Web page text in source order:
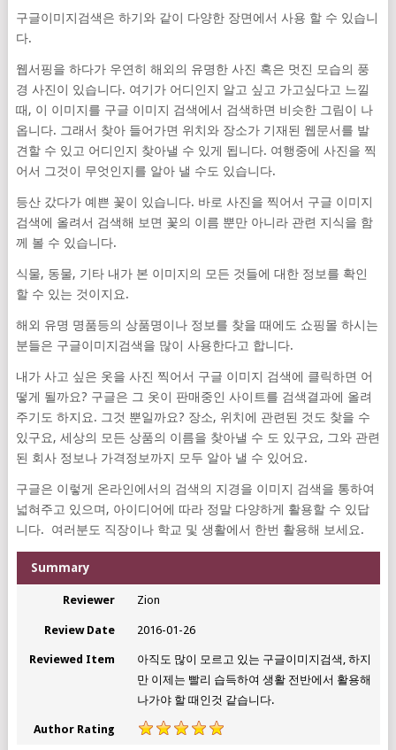
구글이미지검색은 하기와 같이 다양한 장면에서 사용 할 수 있습니
다.
웹서핑을 하다가 우연히 해외의 유명한 사진 혹은 멋진 모습의 풍
경 사진이 있습니다. 여기가 어디인지 알고 싶고 가고싶다고 느낄
때, 이 이미지를 구글 이미지 검색에서 검색하면 비슷한 그림이 나
옵니다. 그래서 찾아 들어가면 위치와 장소가 기재된 웹문서를 발
견할 수 있고 어디인지 찾아낼 수 있게 됩니다. 여행중에 사진을 찍
어서 그것이 무엇인지를 알아 낼 수도 있습니다.
등산 갔다가 예쁜 꽃이 있습니다. 바로 사진을 찍어서 구글 이미지
검색에 올려서 검색해 보면 꽃의 이름 뿐만 아니라 관련 지식을 함
께 볼 수 있습니다.
식물, 동물, 기타 내가 본 이미지의 모든 것들에 대한 정보를 확인
할 수 있는 것이지요.
해외 유명 명품등의 상품명이나 정보를 찾을 때에도 쇼핑몰 하시는
분들은 구글이미지검색을 많이 사용한다고 합니다.
내가 사고 싶은 옷을 사진 찍어서 구글 이미지 검색에 클릭하면 어
떻게 될까요? 구글은 그 옷이 판매중인 사이트를 검색결과에 올려
주기도 하지요. 그것 뿐일까요? 장소, 위치에 관련된 것도 찾을 수
있구요, 세상의 모든 상품의 이름을 찾아낼 수 도 있구요, 그와 관련
된 회사 정보나 가격정보까지 모두 알아 낼 수 있어요.
구글은 이렇게 온라인에서의 검색의 지경을 이미지 검색을 통하여
넓혀주고 있으며, 아이디어에 따라 정말 다양하게 활용할 수 있답
니다. 여러분도 직장이나 학교 및 생활에서 한번 활용해 보세요.
Summary
Reviewer Zion
Review Date 2016-01-26
Reviewed Item
아직도 많이 모르고 있는 구글이미지검색, 하지
만 이제는 빨리 습득하여 생활 전반에서 활용해
나가야 할 때인것 같습니다.
Author Rating